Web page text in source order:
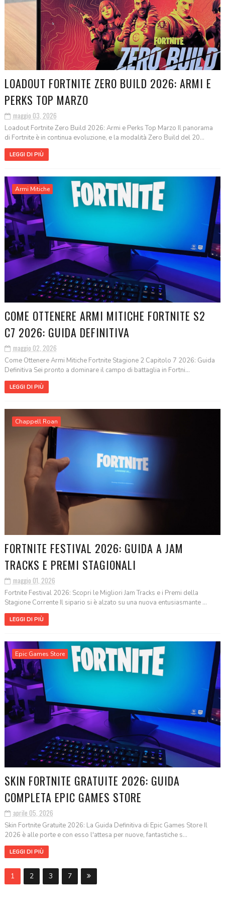
LOADOUT FORTNITE ZERO BUILD 2026: ARMI E
PERKS TOP MARZO
maggio 03, 2026
Loadout Fortnite Zero Build 2026: Armi e Perks Top Marzo Il panorama
di Fortnite è in continua evoluzione, e la modalità Zero Build del 20...
LEGGI DI PIÙ
Armi Mitiche
COME OTTENERE ARMI MITICHE FORTNITE S2
C7 2026: GUIDA DEFINITIVA
maggio 02, 2026
Come Ottenere Armi Mitiche Fortnite Stagione 2 Capitolo 7 2026: Guida
Definitiva Sei pronto a dominare il campo di battaglia in Fortni...
LEGGI DI PIÙ
Chappell Roan
FORTNITE FESTIVAL 2026: GUIDA A JAM
TRACKS E PREMI STAGIONALI
maggio 01, 2026
Fortnite Festival 2026: Scopri le Migliori Jam Tracks e i Premi della
Stagione Corrente Il sipario si è alzato su una nuova entusiasmante ...
LEGGI DI PIÙ
Epic Games Store
SKIN FORTNITE GRATUITE 2026: GUIDA
COMPLETA EPIC GAMES STORE
aprile 05, 2026
Skin Fortnite Gratuite 2026: La Guida Definitiva di Epic Games Store Il
2026 è alle porte e con esso l'attesa per nuove, fantastiche s...
LEGGI DI PIÙ
1 2 3 7